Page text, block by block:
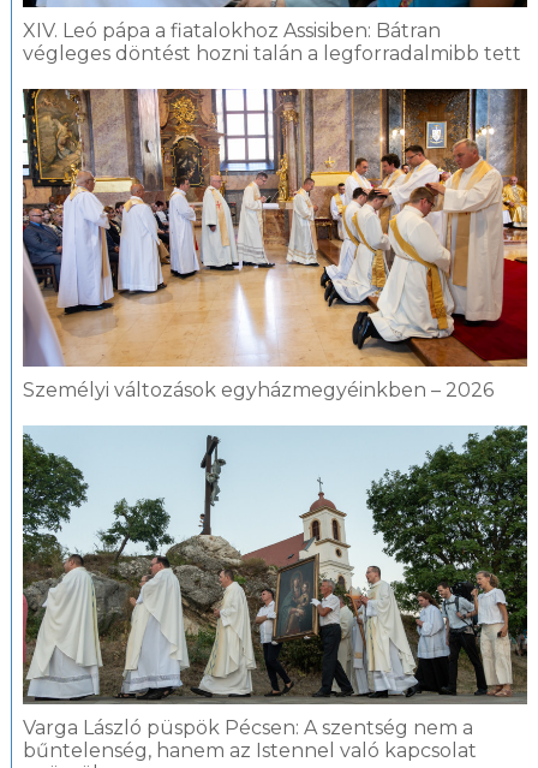
XIV. Leó pápa a fiatalokhoz Assisiben: Bátran
végleges döntést hozni talán a legforradalmibb tett
Személyi változások egyházmegyéinkben – 2026
Varga László püspök Pécsen: A szentség nem a
bűntelenség, hanem az Istennel való kapcsolat